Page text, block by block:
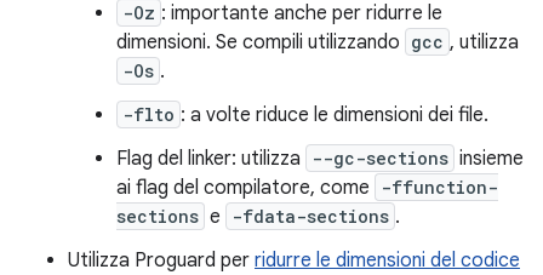
-Oz : importante anche per ridurre le
dimensioni. Se compili utilizzando gcc , utilizza
-Os .
-flto : a volte riduce le dimensioni dei file.
Flag del linker: utilizza
--gc-sections insieme
ai flag del compilatore, come
-ffunction-
sections e -fdata-sections .
Utilizza Proguard per ridurre le dimensioni del codice